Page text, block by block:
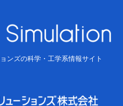
ンズの科学・工学系情報サイト